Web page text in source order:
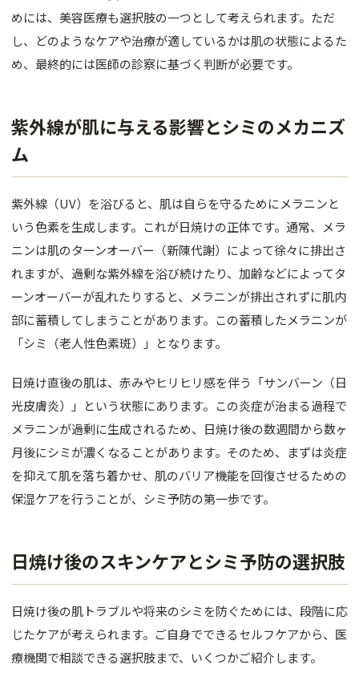
FACE
目元
糸リフト
フェイス
BODY
バスト
婦人科形
OTHER
美容点滴
美白内服
Eve V 肌
ドクター
サプリ
めには、美容医療も選択肢の一つとして考えられます。ただ
し、どのようなケアや治療が適しているかは肌の状態によるた
め、最終的には医師の診察に基づく判断が必要です。
紫外線が肌に与える影響とシミのメカニズ
ム
紫外線（UV）を浴びると、肌は自らを守るためにメラニンと
いう色素を生成します。これが日焼けの正体です。通常、メラ
ニンは肌のターンオーバー（新陳代謝）によって徐々に排出さ
れますが、過剰な紫外線を浴び続けたり、加齢などによってタ
ーンオーバーが乱れたりすると、メラニンが排出されずに肌内
部に蓄積してしまうことがあります。この蓄積したメラニンが
「シミ（老人性色素斑）」となります。
日焼け直後の肌は、赤みやヒリヒリ感を伴う「サンバーン（日
光皮膚炎）」という状態にあります。この炎症が治まる過程で
メラニンが過剰に生成されるため、日焼け後の数週間から数ヶ
月後にシミが濃くなることがあります。そのため、まずは炎症
を抑えて肌を落ち着かせ、肌のバリア機能を回復させるための
保湿ケアを行うことが、シミ予防の第一歩です。
日焼け後のスキンケアとシミ予防の選択肢
日焼け後の肌トラブルや将来のシミを防ぐためには、段階に応
じたケアが考えられます。ご自身でできるセルフケアから、医
療機関で相談できる選択肢まで、いくつかご紹介します。